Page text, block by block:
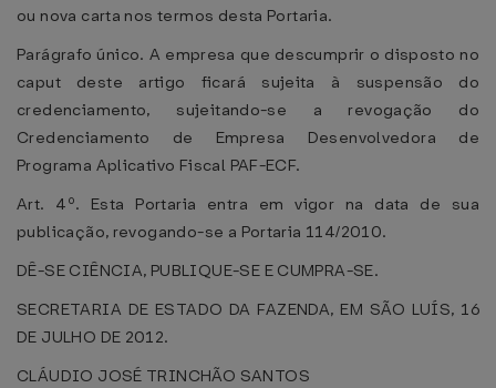
ou nova carta nos termos desta Portaria.
Parágrafo único. A empresa que descumprir o disposto no
caput deste artigo ficará sujeita à suspensão do
credenciamento, sujeitando-se a revogação do
Credenciamento de Empresa Desenvolvedora de
Programa Aplicativo Fiscal PAF-ECF.
Art. 4º. Esta Portaria entra em vigor na data de sua
publicação, revogando-se a Portaria 114/2010.
DÊ-SE CIÊNCIA, PUBLIQUE-SE E CUMPRA-SE.
SECRETARIA DE ESTADO DA FAZENDA, EM SÃO LUÍS, 16
DE JULHO DE 2012.
CLÁUDIO JOSÉ TRINCHÃO SANTOS